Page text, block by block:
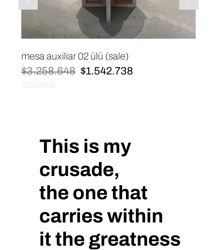
mesa auxiliar 02 ülü (sale)
$3.258.648 El
$1.542.738
This is my
crusade,
the one that
carries within
it the greatness